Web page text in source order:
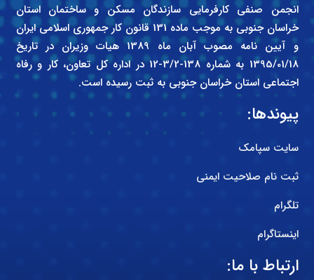
انجمن صنفی کارفرمایی سازندگان مسکن و ساختمان استان
خراسان جنوبی به موجب ماده 131 قانون کار جمهوری اسلامی ایران
و آیین نامه مصوب آبان ماه 1389 هیات وزیران در تاریخ
1395/01/18 به شماره 138-3/2-12 در اداره کل تعاون، کار و رفاه
اجتماعی استان خراسان جنوبی به ثبت رسیده است.
پیوندها:
سایت سپامک
ثبت نام صلاحیت ایمنی
تلگرام
اینستاگرام
ارتباط با ما: